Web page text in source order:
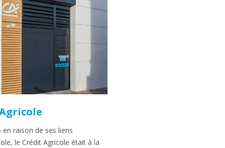
raison de ses liens
le Crédit Agricole était à la